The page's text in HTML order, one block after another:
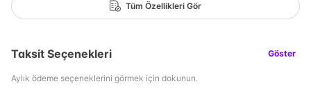
Tüm Özellikleri Gör
Taksit Seçenekleri Göster
Aylık ödeme seçeneklerini görmek için dokunun.